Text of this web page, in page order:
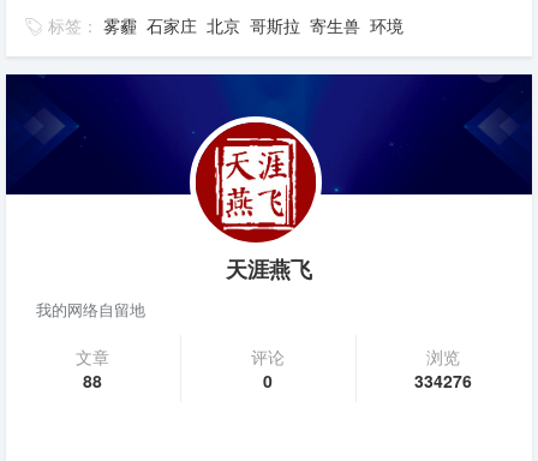
标签： 雾霾 石家庄 北京 哥斯拉 寄生兽 环境
天涯燕飞
我的网络自留地
文章
88
评论
0
浏览
334276